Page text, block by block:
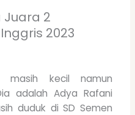
Juara 2
2023
masih kecil namun
adalah Adya Rafani
duduk di SD Semen